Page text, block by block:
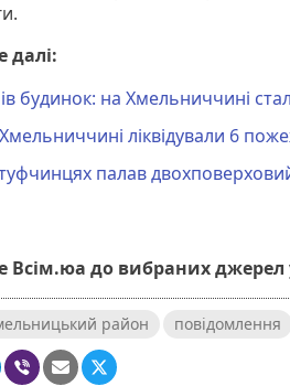
далі:
будинок: на Хмельниччині
ліквідували 6
палав
Всім.юа до вибраних джерел
район повідомлення